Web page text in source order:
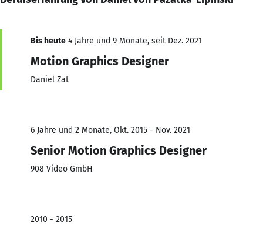
Bis heute 4 Jahre und 9 Monate, seit Dez. 2021
Motion Graphics Designer
Daniel Zat
6 Jahre und 2 Monate, Okt. 2015 - Nov. 2021
Senior Motion Graphics Designer
908 Video GmbH
2010 - 2015